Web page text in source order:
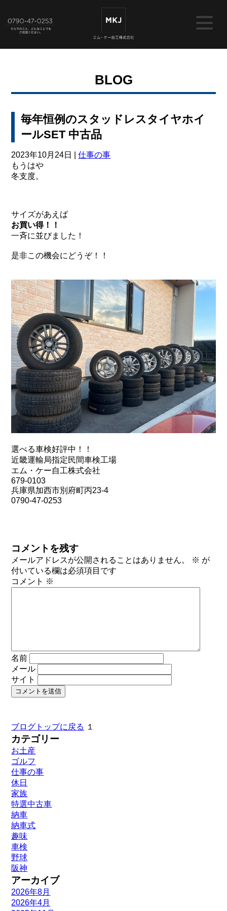
BLOG
毎年恒例のスタッドレスタイヤホイ
ールSET 中古品
2023年10月24日 |仕事の事
もうはや
冬支度。
サイズがあえば
お買い得！！
一斉に並びました！
是非この機会にどうぞ！！
選べる車検好評中！！
近畿運輸局指定民間車検工場
エム・ケー自工株式会社
679-0103
兵庫県加西市別府町丙23-4
0790-47-0253
コメントを残す
メールアドレスが公開されることはありません。 ※ が
付いている欄は必須項目です
コメント ※
名前
メール
サイト
ブログトップに戻る １
カテゴリー
お土産
ゴルフ
仕事の事
休日
家族
特選中古車
納車
納車式
趣味
車検
野球
阪神
アーカイブ
2026年8月
2026年4月